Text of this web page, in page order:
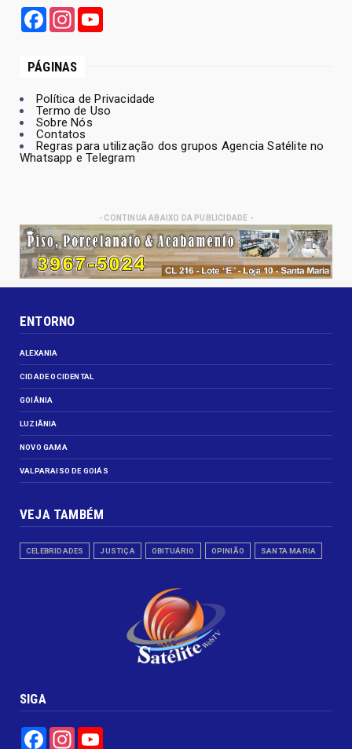
FacebookInstagram
PÁGINAS
Política de Privacidade
Termo de Uso
Sobre Nós
Contatos
Regras para utilização dos grupos Agencia Satélite no
Whatsapp e Telegram
- CONTINUA ABAIXO DA PUBLICIDADE -
ENTORNO
ALEXANIA
CIDADE OCIDENTAL
GOIÂNIA
LUZIÂNIA
NOVO GAMA
VALPARAISO DE GOIÁS
VEJA TAMBÉM
CELEBRIDADES JUSTIÇA OBITUÁRIO OPINIÃO SANTA MARIA
SIGA
FacebookInstagram